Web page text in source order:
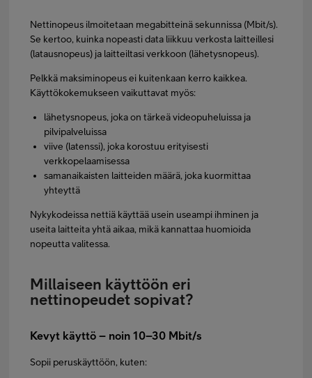
Nettinopeus ilmoitetaan megabitteinä sekunnissa (Mbit/s).
Se kertoo, kuinka nopeasti data liikkuu verkosta laitteillesi
(latausnopeus) ja laitteiltasi verkkoon (lähetysnopeus).
Pelkkä maksiminopeus ei kuitenkaan kerro kaikkea.
Käyttökokemukseen vaikuttavat myös:
lähetysnopeus, joka on tärkeä videopuheluissa ja
pilvipalveluissa
viive (latenssi), joka korostuu erityisesti
verkkopelaamisessa
samanaikaisten laitteiden määrä, joka kuormittaa
yhteyttä
Nykykodeissa nettiä käyttää usein useampi ihminen ja
useita laitteita yhtä aikaa, mikä kannattaa huomioida
nopeutta valitessa.
Millaiseen käyttöön eri
nettinopeudet sopivat?
Kevyt käyttö – noin 10–30 Mbit/s
Sopii peruskäyttöön, kuten: